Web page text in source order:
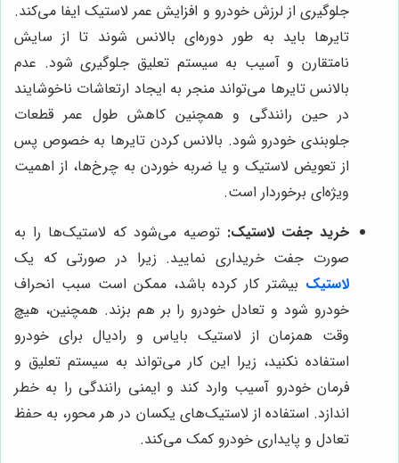
جلوگیری از لرزش خودرو و افزایش عمر لاستیک ایفا می‌کند.
تایرها باید به طور دوره‌ای بالانس شوند تا از سایش
نامتقارن و آسیب به سیستم تعلیق جلوگیری شود. عدم
بالانس تایرها می‌تواند منجر به ایجاد ارتعاشات ناخوشایند
در حین رانندگی و همچنین کاهش طول عمر قطعات
جلوبندی خودرو شود. بالانس کردن تایرها به خصوص پس
از تعویض لاستیک و یا ضربه خوردن به چرخ‌ها، از اهمیت
ویژه‌ای برخوردار است.
خرید جفت لاستیک: توصیه می‌شود که لاستیک‌ها را به
صورت جفت خریداری نمایید. زیرا در صورتی که یک
لاستیک بیشتر کار کرده باشد، ممکن است سبب انحراف
خودرو شود و تعادل خودرو را بر هم بزند. همچنین، هیچ
وقت همزمان از لاستیک بایاس و رادیال برای خودرو
استفاده نکنید، زیرا این کار می‌تواند به سیستم تعلیق و
فرمان خودرو آسیب وارد کند و ایمنی رانندگی را به خطر
اندازد. استفاده از لاستیک‌های یکسان در هر محور، به حفظ
تعادل و پایداری خودرو کمک می‌کند.